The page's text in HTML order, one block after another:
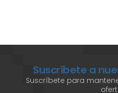
Suscríbete a
Suscríbete para